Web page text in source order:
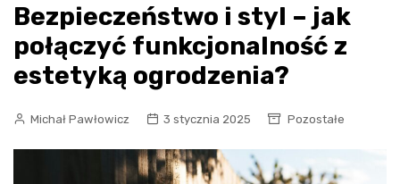
Bezpieczeństwo i styl – jak
połączyć funkcjonalność z
estetyką ogrodzenia?
Michał Pawłowicz 3 stycznia 2025 Pozostałe